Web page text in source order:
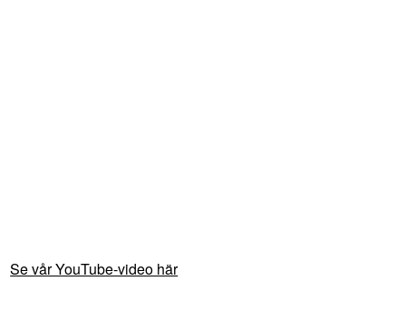
Se vår YouTube-video här